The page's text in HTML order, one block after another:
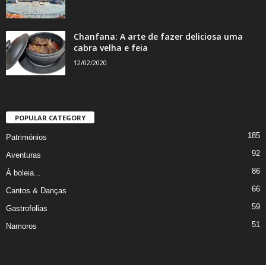
Chanfana: A arte de fazer deliciosa uma
cabra velha e feia
12/02/2020
POPULAR CATEGORY
Patrimónios 185
Aventuras 92
À boleia... 86
Cantos & Danças 66
Gastrofolias 59
Namoros 51